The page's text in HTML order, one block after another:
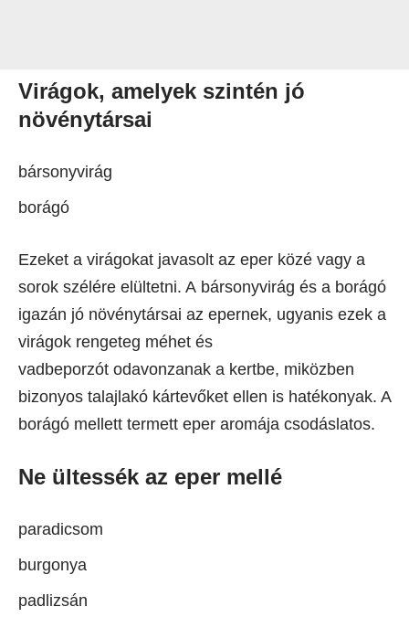
Virágok, amelyek szintén jó
növénytársai
bársonyvirág
borágó
Ezeket a virágokat javasolt az eper közé vagy a
sorok szélére elültetni. A bársonyvirág és a borágó
igazán jó növénytársai az epernek, ugyanis ezek a
virágok rengeteg méhet és
vadbeporzót odavonzanak a kertbe, miközben
bizonyos talajlakó kártevőket ellen is hatékonyak. A
borágó mellett termett eper aromája csodáslatos.
Ne ültessék az eper mellé
paradicsom
burgonya
padlizsán